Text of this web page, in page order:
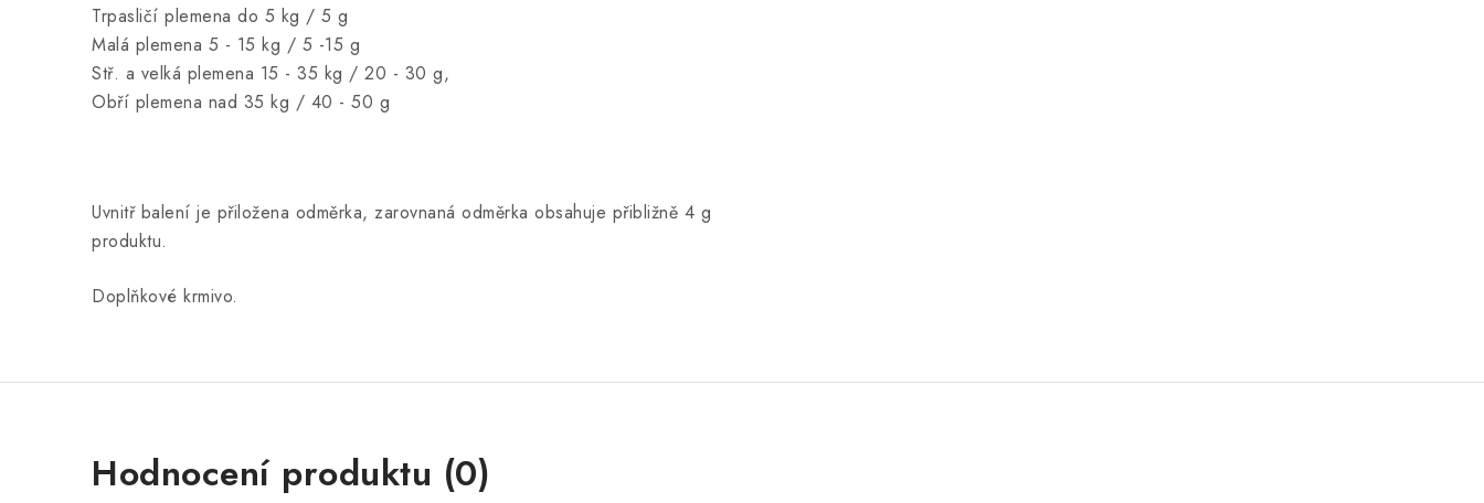
Trpasličí plemena do 5 kg / 5 g
Malá plemena 5 - 15 kg / 5 -15 g
Stř. a velká plemena 15 - 35 kg / 20 - 30 g,
Obří plemena nad 35 kg / 40 - 50 g
Uvnitř balení je přiložena odměrka, zarovnaná odměrka obsahuje přibližně 4 g
produktu.
Doplňkové krmivo.
Hodnocení produktu (0)